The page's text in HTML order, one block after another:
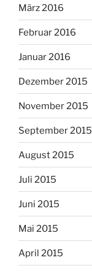
März 2016
Februar 2016
Januar 2016
Dezember 2015
November 2015
September 2015
August 2015
Juli 2015
Juni 2015
Mai 2015
April 2015